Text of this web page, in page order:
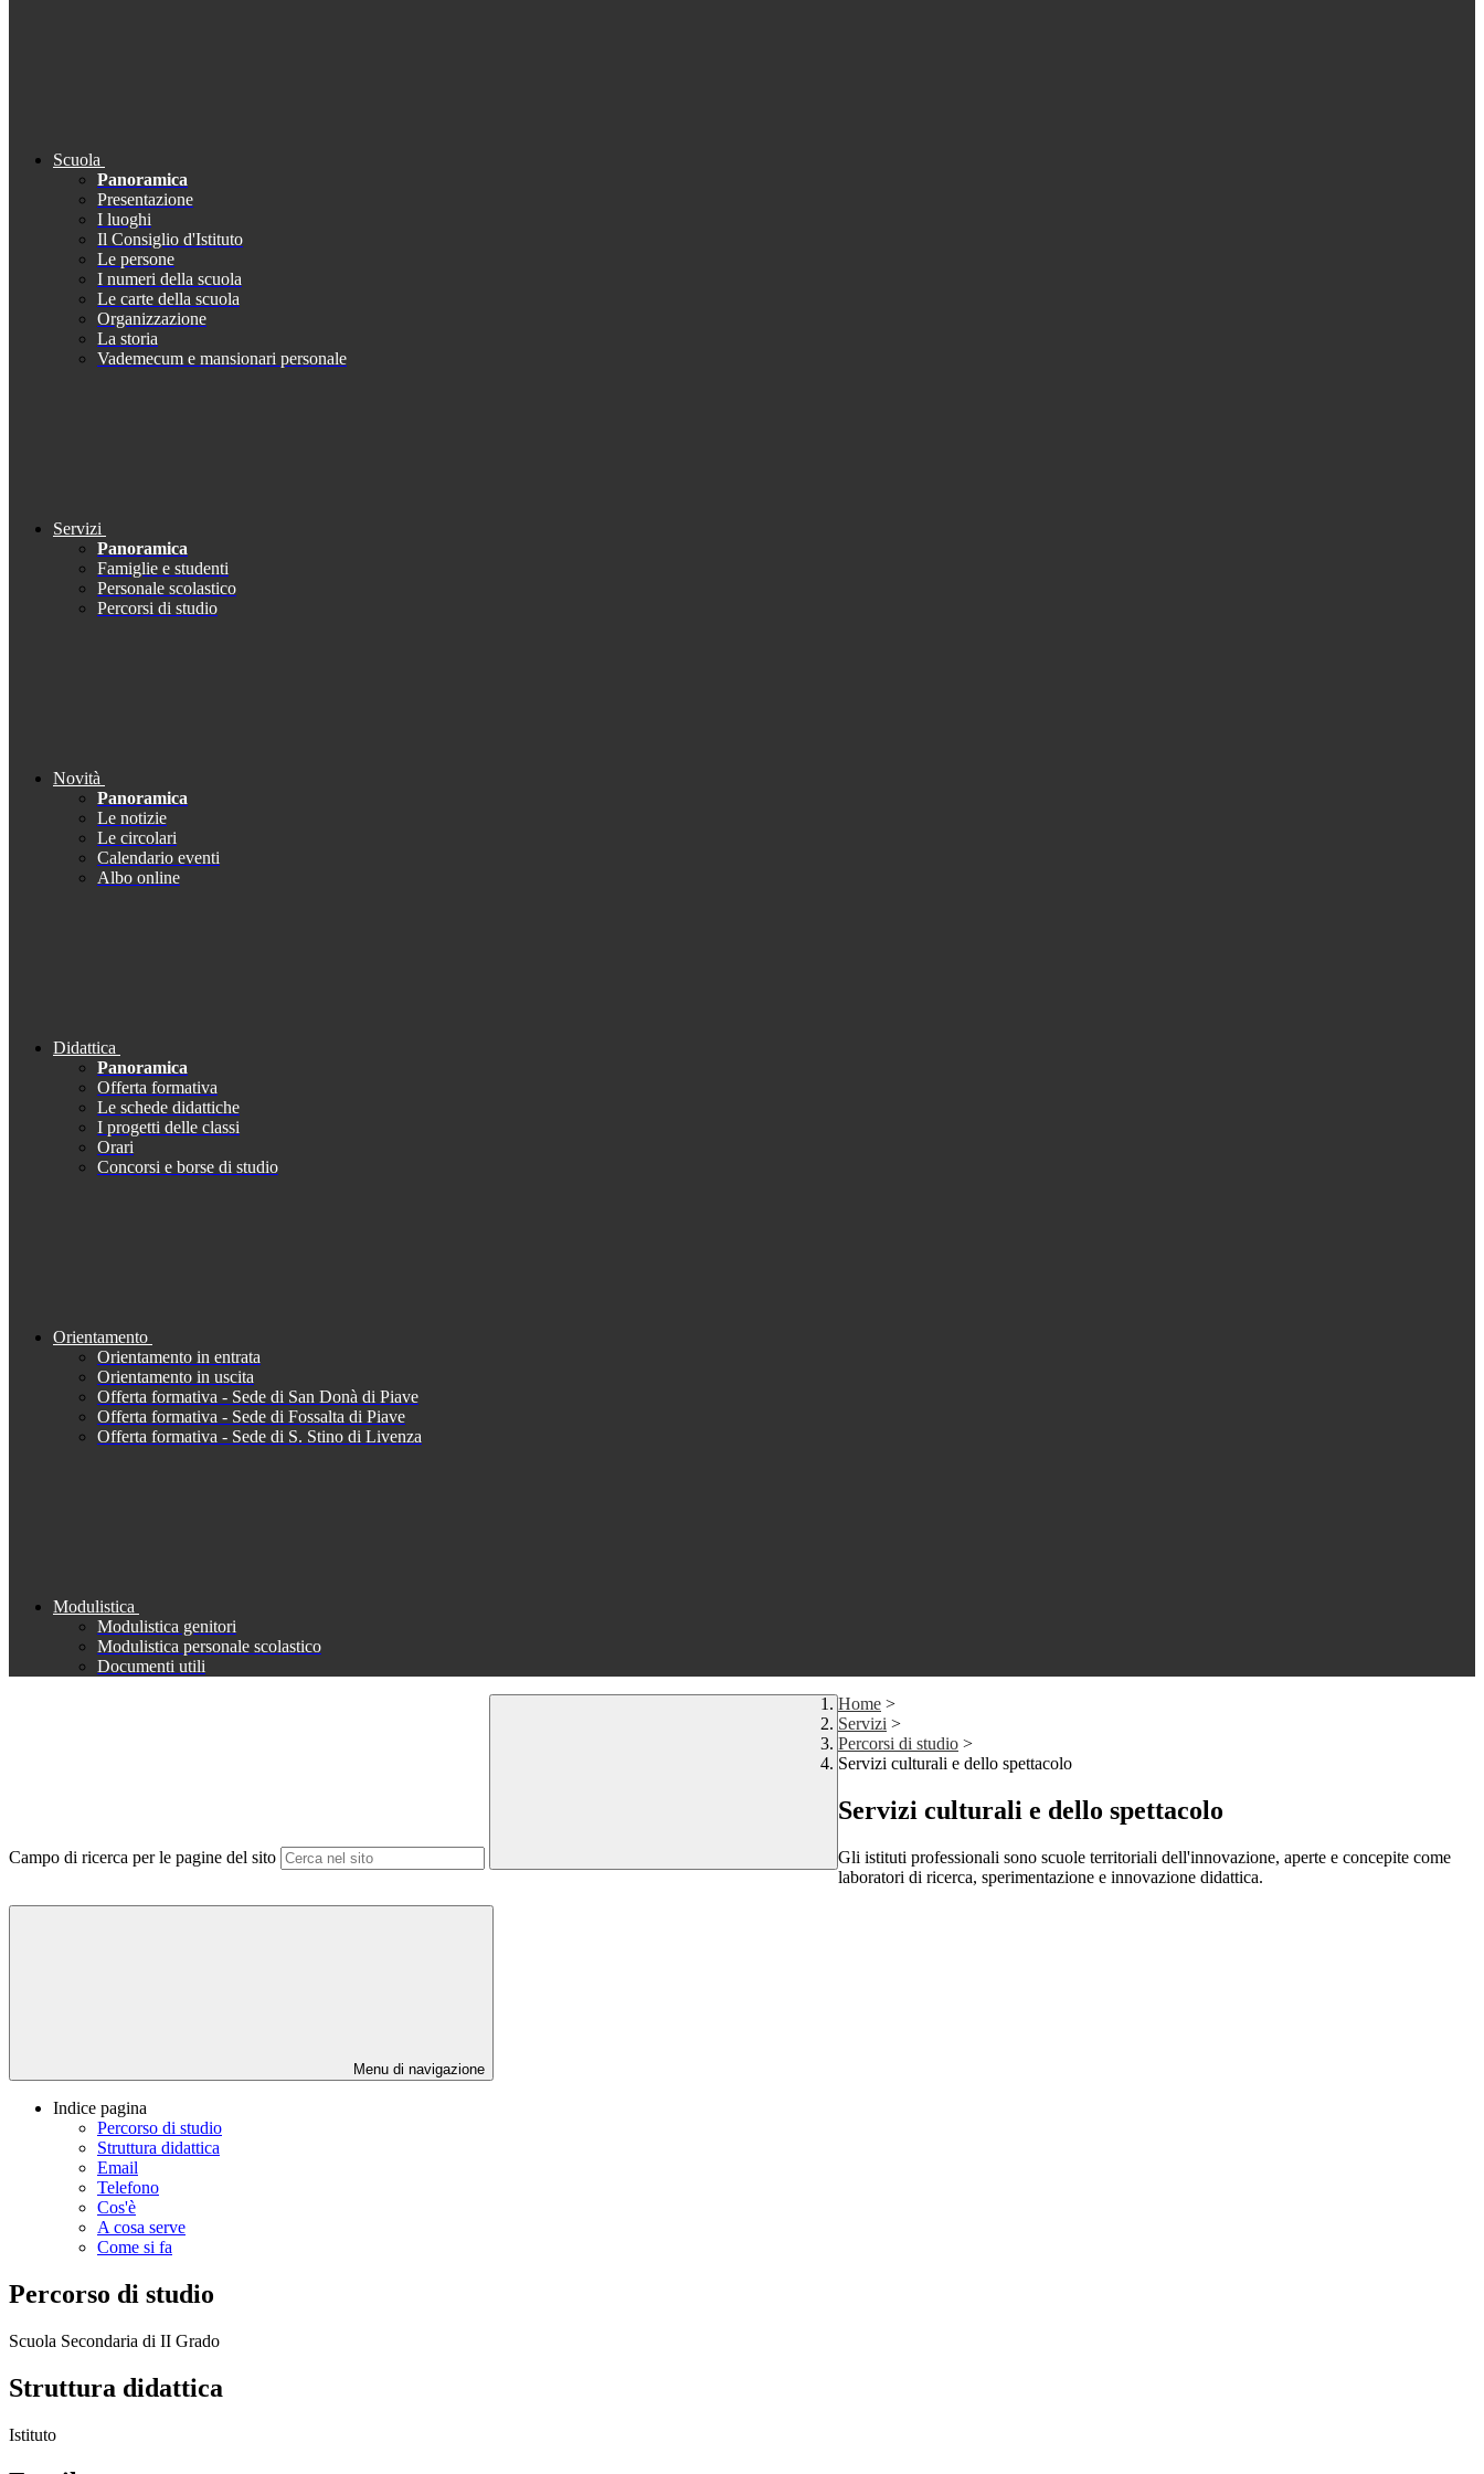
Scuola
Panoramica
Presentazione
I luoghi
Il Consiglio d'Istituto
Le persone
I numeri della scuola
Le carte della scuola
Organizzazione
La storia
Vademecum e mansionari personale
Servizi
Panoramica
Famiglie e studenti
Personale scolastico
Percorsi di studio
Novità
Panoramica
Le notizie
Le circolari
Calendario eventi
Albo online
Didattica
Panoramica
Offerta formativa
Le schede didattiche
I progetti delle classi
Orari
Concorsi e borse di studio
Orientamento
Orientamento in entrata
Orientamento in uscita
Offerta formativa - Sede di San Donà di Piave
Offerta formativa - Sede di Fossalta di Piave
Offerta formativa - Sede di S. Stino di Livenza
Modulistica
Modulistica genitori
Modulistica personale scolastico
Documenti utili
Campo di ricerca per le pagine del sito
Home >
Servizi >
Percorsi di studio >
Servizi culturali e dello spettacolo
Servizi culturali e dello spettacolo
Gli istituti professionali sono scuole territoriali dell'innovazione, aperte e concepite come
laboratori di ricerca, sperimentazione e innovazione didattica.
Menu di navigazione
Indice pagina
Percorso di studio
Struttura didattica
Email
Telefono
Cos'è
A cosa serve
Come si fa
Percorso di studio
Scuola Secondaria di II Grado
Struttura didattica
Istituto